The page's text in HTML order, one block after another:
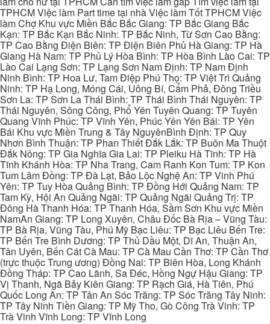
TPHCM Việc làm Part time tại nhà Việc làm Tốt TPHCM Việc
làm Chợ Khu vực Miền Bắc Bắc Giang: TP Bắc Giang Bắc
Kạn: TP Bắc Kạn Bắc Ninh: TP Bắc Ninh, Từ Sơn Cao Bằng:
TP Cao Bằng Điện Biên: TP Điện Biên Phủ Hà Giang: TP Hà
Giang Hà Nam: TP Phủ Lý Hòa Bình: TP Hòa Bình Lào Cai: TP
Lào Cai Lạng Sơn: TP Lạng Sơn Nam Định: TP Nam Định
Ninh Bình: TP Hoa Lư, Tam Điệp Phú Thọ: TP Việt Trì Quảng
Ninh: TP Hạ Long, Móng Cái, Uông Bí, Cẩm Phả, Đông Triều
Sơn La: TP Sơn La Thái Bình: TP Thái Bình Thái Nguyên: TP
Thái Nguyên, Sông Công, Phổ Yên Tuyên Quang: TP Tuyên
Quang Vĩnh Phúc: TP Vĩnh Yên, Phúc Yên Yên Bái: TP Yên
Bái Khu vực Miền Trung & Tây NguyênBình Định: TP Quy
Nhơn Bình Thuận: TP Phan Thiết Đắk Lắk: TP Buôn Ma Thuột
Đắk Nông: TP Gia Nghĩa Gia Lai: TP Pleiku Hà Tĩnh: TP Hà
Tĩnh Khánh Hòa: TP Nha Trang, Cam Ranh Kon Tum: TP Kon
Tum Lâm Đồng: TP Đà Lạt, Bảo Lộc Nghệ An: TP Vinh Phú
Yên: TP Tuy Hòa Quảng Bình: TP Đồng Hới Quảng Nam: TP
Tam Kỳ, Hội An Quảng Ngãi: TP Quảng Ngãi Quảng Trị: TP
Đông Hà Thanh Hóa: TP Thanh Hóa, Sầm Sơn Khu vực Miền
NamAn Giang: TP Long Xuyên, Châu Đốc Bà Rịa – Vũng Tàu:
TP Bà Rịa, Vũng Tàu, Phú Mỹ Bạc Liêu: TP Bạc Liêu Bến Tre:
TP Bến Tre Bình Dương: TP Thủ Dầu Một, Dĩ An, Thuận An,
Tân Uyên, Bến Cát Cà Mau: TP Cà Mau Cần Thơ: TP Cần Thơ
(trực thuộc Trung ương) Đồng Nai: TP Biên Hòa, Long Khánh
Đồng Tháp: TP Cao Lãnh, Sa Đéc, Hồng Ngự Hậu Giang: TP
Vị Thanh, Ngã Bảy Kiên Giang: TP Rạch Giá, Hà Tiên, Phú
Quốc Long An: TP Tân An Sóc Trăng: TP Sóc Trăng Tây Ninh:
TP Tây Ninh Tiền Giang: TP Mỹ Tho, Gò Công Trà Vinh: TP
Trà Vinh Vĩnh Long: TP Vĩnh Long